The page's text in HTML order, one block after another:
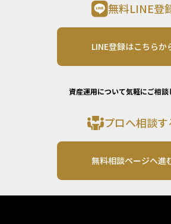
無料LINE登
LINE登録はこちらか
資産運用について気軽にご相談
プロへ相談す
無料相談ページへ進